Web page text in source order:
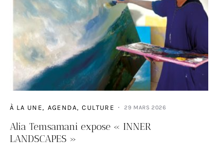
À LA UNE AGENDA CULTURE 29 MARS 2026
Alia Temsamani expose « INNER
LANDSCAPES »